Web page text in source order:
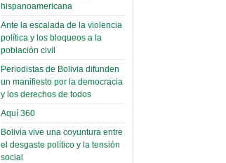
El Infamatorio
Domingo, 12 Mayo 2019
Read more...
hispanoamericana
Ante la escalada de la violencia
política y los bloqueos a la
población civil
Periodistas de Bolivia difunden
un manifiesto por la democracia
y los derechos de todos
Aquí 360
Bolivia vive una coyuntura entre
el desgaste político y la tensión
social